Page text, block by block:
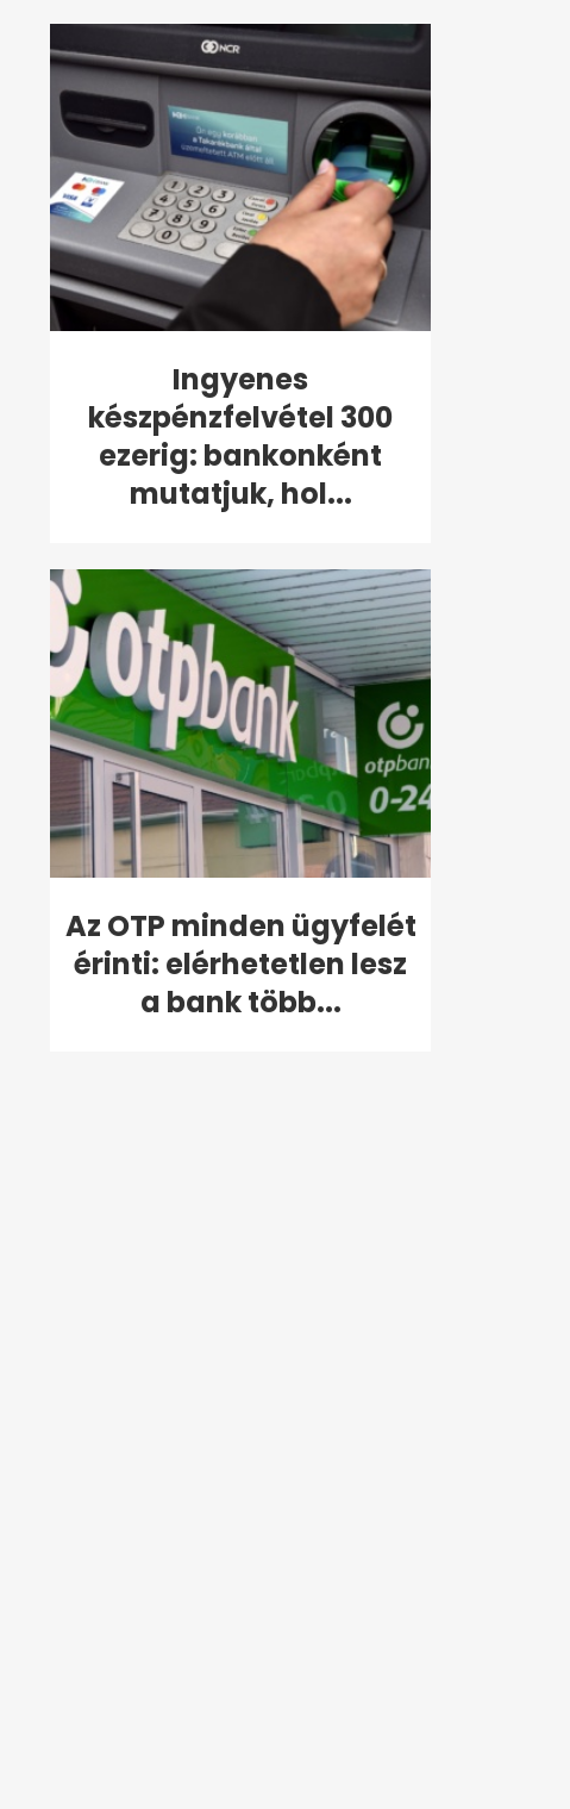
Ingyenes
készpénzfelvétel 300
ezerig: bankonként
mutatjuk, hol...
Az OTP minden ügyfelét
érinti: elérhetetlen lesz
a bank több...